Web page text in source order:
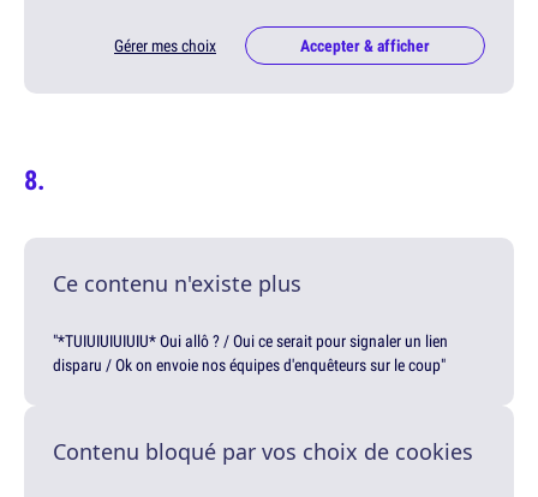
Gérer mes choix Accepter & afficher
Ce contenu n'existe plus
"*TUIUIUIUIUIU* Oui allô ? / Oui ce serait pour signaler un lien
disparu / Ok on envoie nos équipes d'enquêteurs sur le coup"
Contenu bloqué par vos choix de cookies